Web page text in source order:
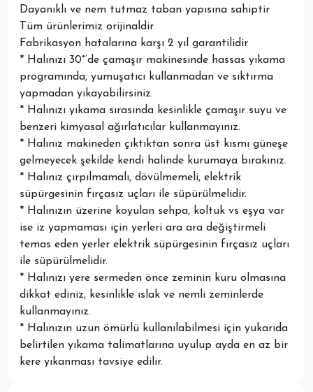
Dayanıklı ve nem tutmaz taban yapısına sahiptir
Tüm ürünlerimiz orijinaldir
Fabrikasyon hatalarına karşı 2 yıl garantilidir
* Halınızı 30°’de çamaşır makinesinde hassas yıkama
programında, yumuşatıcı kullanmadan ve sıktırma
yapmadan yıkayabilirsiniz.
* Halınızı yıkama sırasında kesinlikle çamaşır suyu ve
benzeri kimyasal ağırlatıcılar kullanmayınız.
* Halınız makineden çıktıktan sonra üst kısmı güneşe
gelmeyecek şekilde kendi halinde kurumaya bırakınız.
* Halınız çırpılmamalı, dövülmemeli, elektrik
süpürgesinin fırçasız uçları ile süpürülmelidir.
* Halınızın üzerine koyulan sehpa, koltuk vs eşya var
ise iz yapmaması için yerleri ara ara değiştirmeli
temas eden yerler elektrik süpürgesinin fırçasız uçları
ile süpürülmelidir.
* Halınızı yere sermeden önce zeminin kuru olmasına
dikkat ediniz, kesinlikle ıslak ve nemli zeminlerde
kullanmayınız.
* Halınızın uzun ömürlü kullanılabilmesi için yukarıda
belirtilen yıkama talimatlarına uyulup ayda en az bir
kere yıkanması tavsiye edilir.